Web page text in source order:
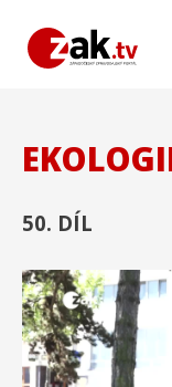
50. DÍL